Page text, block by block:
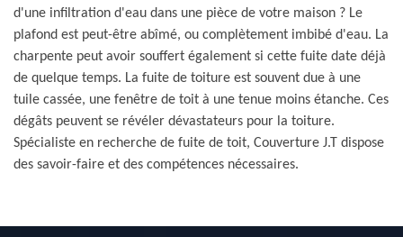
d'une infiltration d'eau dans une pièce de votre maison ? Le
plafond est peut-être abîmé, ou complètement imbibé d'eau. La
charpente peut avoir souffert également si cette fuite date déjà
de quelque temps. La fuite de toiture est souvent due à une
tuile cassée, une fenêtre de toit à une tenue moins étanche. Ces
dégâts peuvent se révéler dévastateurs pour la toiture.
Spécialiste en recherche de fuite de toit, Couverture J.T dispose
des savoir-faire et des compétences nécessaires.